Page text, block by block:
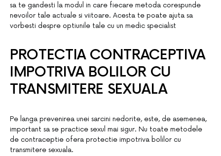
sa te gandesti la modul in care fiecare metoda corespunde
nevoilor tale actuale si viitoare. Acesta te poate ajuta sa
vorbesti despre optiunile tale cu un medic specialist
PROTECTIA CONTRACEPTIVA
IMPOTRIVA BOLILOR CU
TRANSMITERE SEXUALA
Pe langa prevenirea unei sarcini nedorite, este, de asemenea,
important sa se practice sexul mai sigur. Nu toate metodele
de contraceptie ofera protectie impotriva bolilor cu
transmitere sexuala.